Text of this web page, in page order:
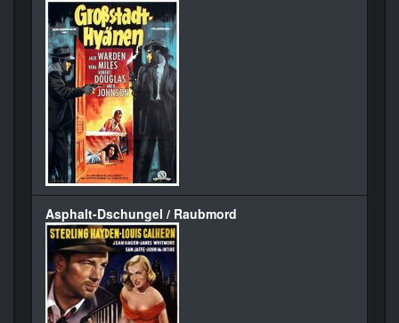
Asphalt-Dschungel / Raubmord